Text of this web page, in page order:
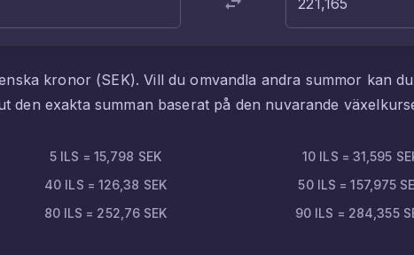
kronor (SEK). Vill du omvandla andra summor kan
den exakta summan baserat på den nuvarande
5 ILS = 15,798 SEK 10 ILS = 31,595
40 ILS = 126,38 SEK 50 ILS =157,975
80 ILS = 252,76 SEK 90 ILS = 284,355